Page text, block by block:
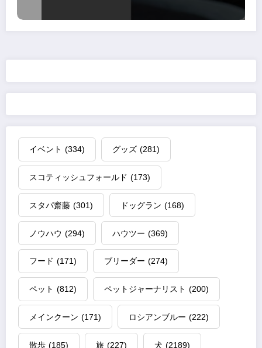
イベント (334) グッズ (281)
スコティッシュフォールド (173)
スタパ齋藤 (301) ドッグラン (168)
ノウハウ (294) ハウツー (369)
フード (171) ブリーダー (274)
ペット (812) ペットジャーナリスト (200)
メインクーン (171) ロシアンブルー (222)
散歩 (185) 旅 (227) 犬 (2189)